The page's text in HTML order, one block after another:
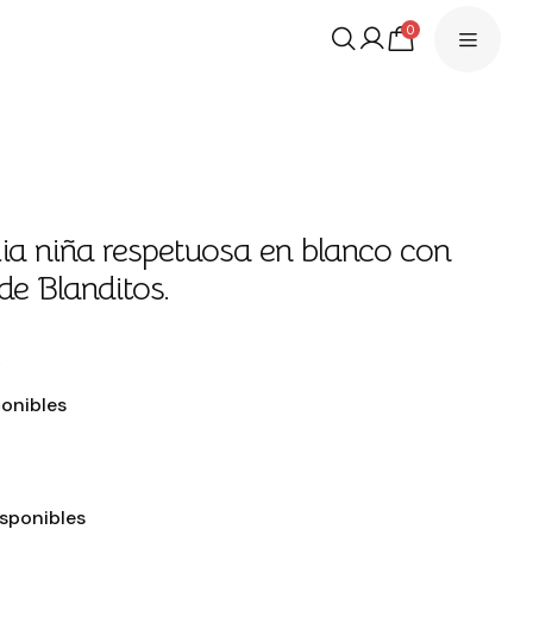
0
niña respetuosa en blanco con
Blanditos.